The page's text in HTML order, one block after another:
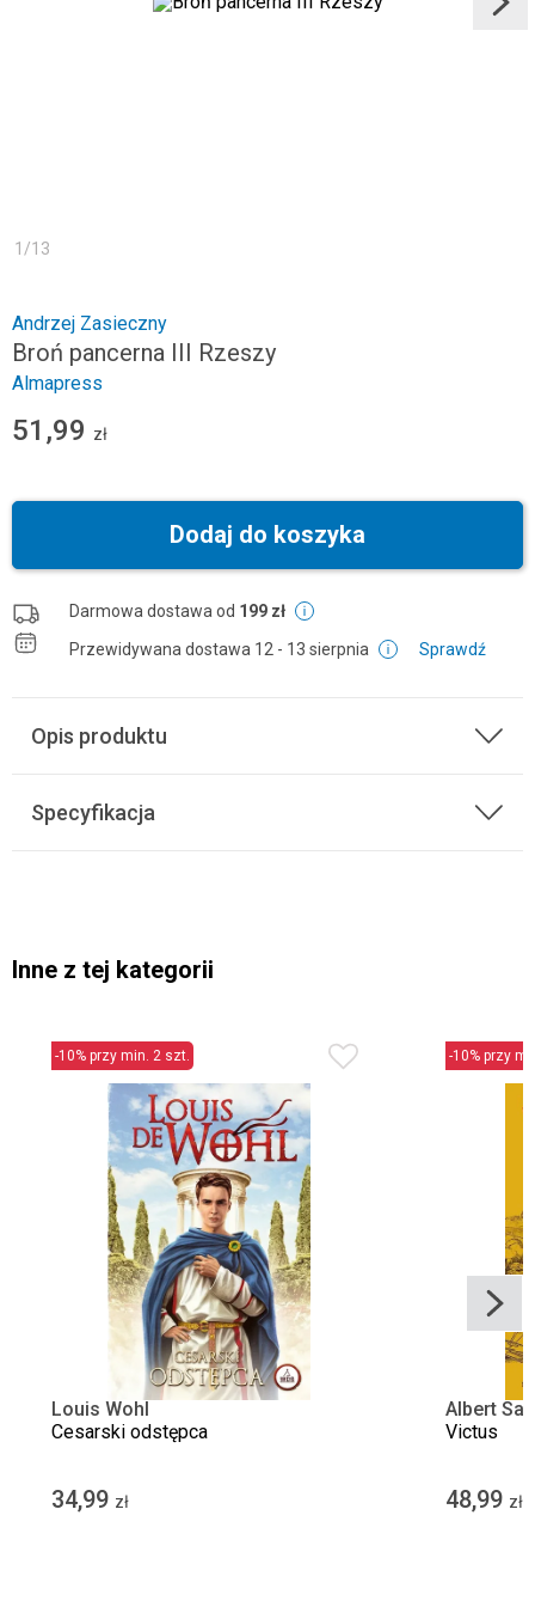
1 /13
Andrzej Zasieczny
Broń pancerna III Rzeszy
Almapress
51,99 zł
Dodaj do koszyka
Darmowa dostawa od 199 zł
Przewidywana dostawa 12 - 13 sierpnia Sprawdź
Opis produktu
Specyfikacja
Inne z tej kategorii
-10% przy min. 2 szt.
Louis Wohl
Cesarski odstępca
34,99 zł
-10% przy
Albert
Victus
48,99 zł